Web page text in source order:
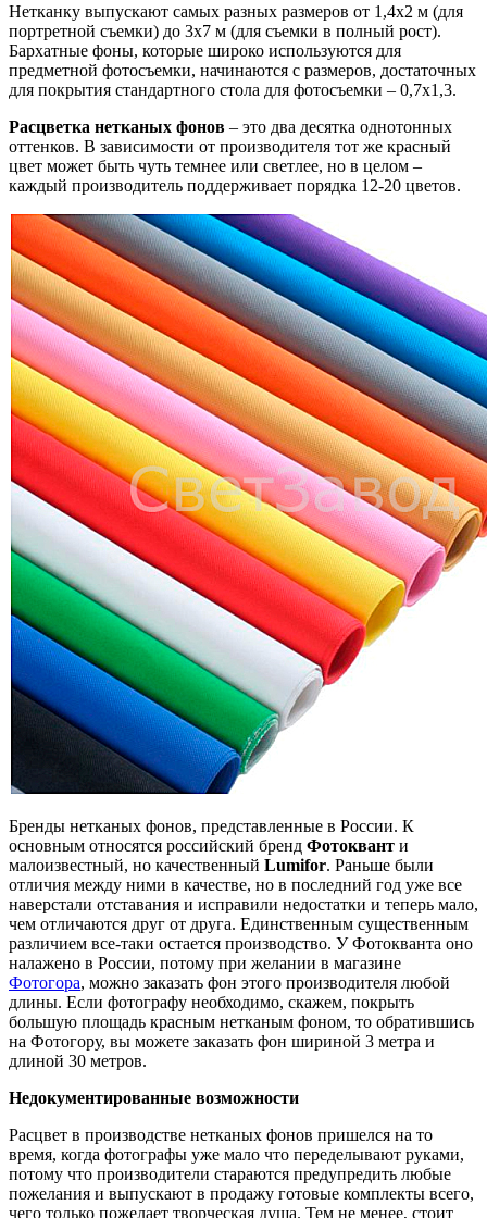
Нетканку выпускают самых разных размеров от 1,4х2 м (для
портретной съемки) до 3х7 м (для съемки в полный рост).
Бархатные фоны, которые широко используются для
предметной фотосъемки, начинаются с размеров, достаточных
для покрытия стандартного стола для фотосъемки – 0,7х1,3.
Расцветка нетканых фонов – это два десятка однотонных
оттенков. В зависимости от производителя тот же красный
цвет может быть чуть темнее или светлее, но в целом –
каждый производитель поддерживает порядка 12-20 цветов.
Бренды нетканых фонов, представленные в России. К
основным относятся российский бренд Фотоквант и
малоизвестный, но качественный Lumifor. Раньше были
отличия между ними в качестве, но в последний год уже все
наверстали отставания и исправили недостатки и теперь мало,
чем отличаются друг от друга. Единственным существенным
различием все-таки остается производство. У Фотокванта оно
налажено в России, потому при желании в магазине
Фотогора, можно заказать фон этого производителя любой
длины. Если фотографу необходимо, скажем, покрыть
большую площадь красным нетканым фоном, то обратившись
на Фотогору, вы можете заказать фон шириной 3 метра и
длиной 30 метров.
Недокументированные возможности
Расцвет в производстве нетканых фонов пришелся на то
время, когда фотографы уже мало что переделывают руками,
потому что производители стараются предупредить любые
пожелания и выпускают в продажу готовые комплекты всего,
чего только пожелает творческая душа. Тем не менее, стоит